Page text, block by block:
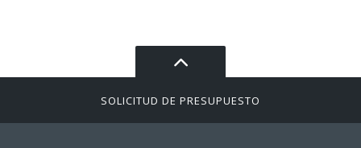
SOLICITUD DE PRESUPUESTO